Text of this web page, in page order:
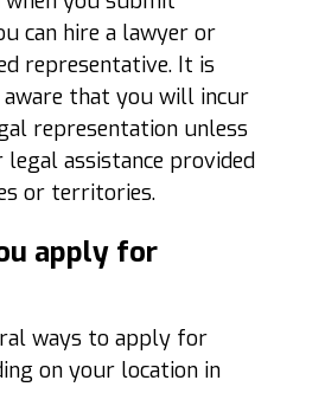
can hire a lawyer or
representative. It is
that you will incur
representation unless
assistance provided
or territories.
apply for
ways to apply for
on your location in